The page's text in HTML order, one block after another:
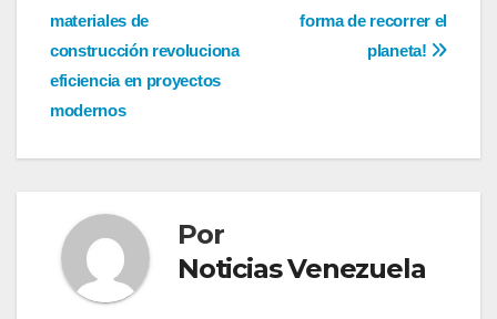
entradas
forma de recorrer el
planeta!
materiales de
construcción revoluciona
eficiencia en proyectos
modernos
Por
Noticias Venezuela